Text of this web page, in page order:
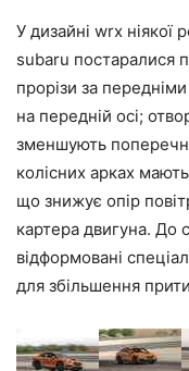
У дизайні wrx ніякої
subaru постаралися
прорізи за
на передній осі;
зменшують
колісних арках
що знижує опір
картера двигуна. До
відформовані
для збільшення